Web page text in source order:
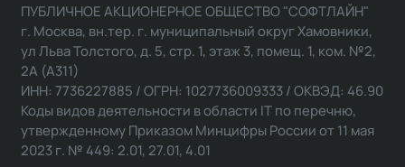
ПУБЛИЧНОЕ АКЦИОНЕРНОЕ ОБЩЕСТВО "СОФТЛАЙН"
г. Москва, вн.тер. г. муниципальный округ Хамовники,
ул Льва Толстого, д. 5, стр. 1, этаж 3, помещ. 1, ком. №2,
2А (А311)
ИНН: 7736227885 / ОГРН: 1027736009333 / ОКВЭД: 46.90
Коды видов деятельности в области IT по перечню,
утвержденному Приказом Минцифры России от 11 мая
2023 г. № 449: 2.01, 27.01, 4.01